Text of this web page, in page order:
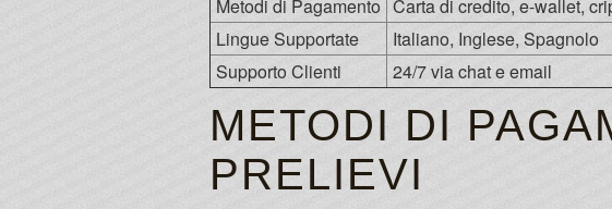
Metodi di Pagamento Carta di credito, e-wallet,
Lingue Supportate
Italiano, Inglese, Spagnolo
Supporto Clienti
24/7 via chat e email
METODI DI
PRELIEVI